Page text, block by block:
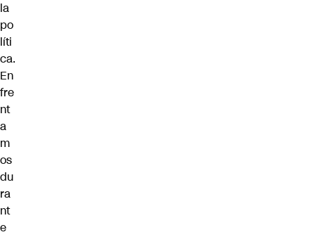
la
po
líti
ca.
En
fre
nt
a
m
os
du
ra
nt
e